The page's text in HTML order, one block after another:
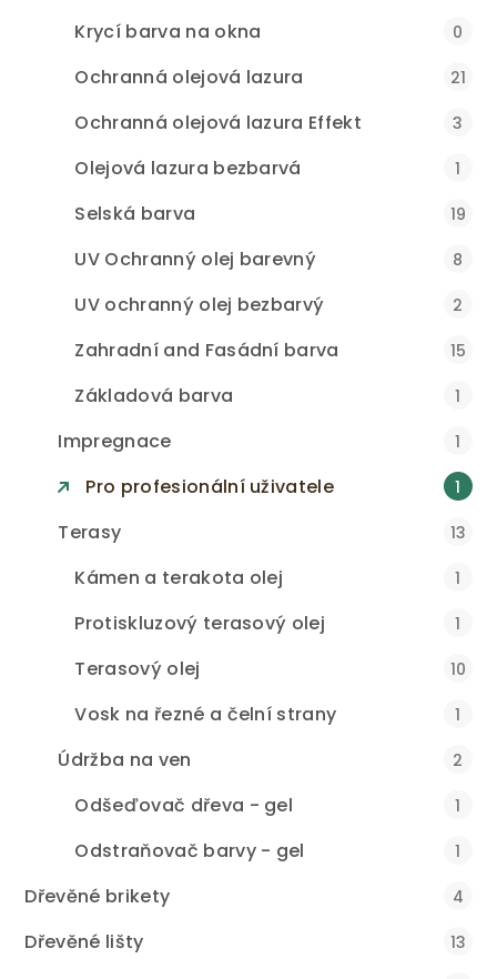
Krycí barva na okna 0
Ochranná olejová lazura 21
Ochranná olejová lazura Effekt 3
Olejová lazura bezbarvá 1
Selská barva 19
UV Ochranný olej barevný 8
UV ochranný olej bezbarvý 2
Zahradní and Fasádní barva 15
Základová barva 1
Impregnace 1
Pro profesionální uživatele 1
Terasy 13
Kámen a terakota olej 1
Protiskluzový terasový olej 1
Terasový olej 10
Vosk na řezné a čelní strany 1
Údržba na ven 2
Odšeďovač dřeva - gel 1
Odstraňovač barvy - gel 1
Dřevěné brikety 4
Dřevěné lišty 13